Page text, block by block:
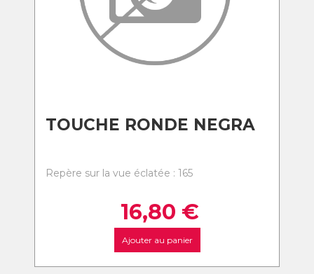
TOUCHE RONDE NEGRA
Repère sur la vue éclatée : 165
16,80 €
Ajouter au panier